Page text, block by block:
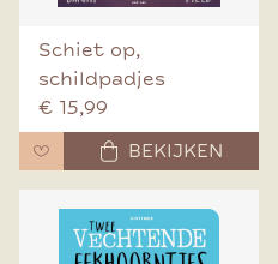
Schiet op,
schildpadjes
€ 15,99
BEKIJKEN